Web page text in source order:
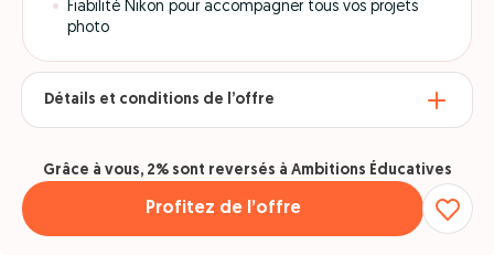
Fiabilité Nikon pour accompagner tous vos projets
photo
Détails et conditions de l’offre
Profitez de l’offre
Grâce à vous, 2% sont reversés à Ambitions Éducatives